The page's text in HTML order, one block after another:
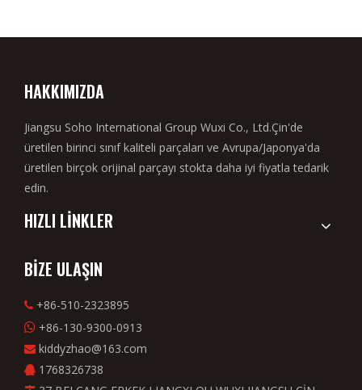
HAKKIMIZDA
Jiangsu Soho International Group Wuxi Co., Ltd.Çin'de
üretilen birinci sınıf kaliteli parçaları ve Avrupa/Japonya'da
üretilen birçok orijinal parçayı stokta daha iyi fiyatla tedarik
edin.
HIZLI LİNKLER
BİZE ULAŞIN
 +86-510-2323895
 +86-130-9300-0913
 kiddyzhao@163.com
 1768326738